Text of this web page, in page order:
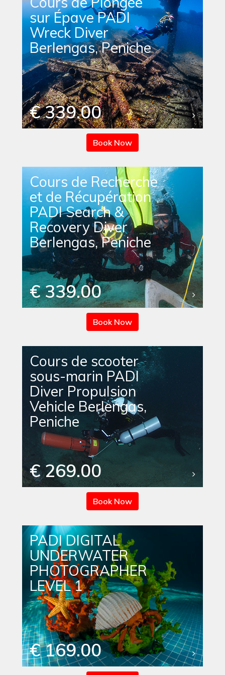
sur Épave PADI
Wreck Diver
Berlengas, Peniche
€ 339.00
Book Now
Cours de Recherche
et de Récupération
PADI Search &
Recovery Diver
Berlengas, Peniche
€ 339.00
Book Now
Cours de scooter
sous-marin PADI
Diver Propulsion
Vehicle Berlengas,
Peniche
€ 269.00
Book Now
PADI DIGITAL
UNDERWATER
PHOTOGRAPHER
LEVEL 1
€ 169.00